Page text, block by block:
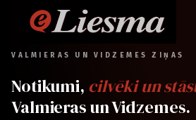
VALMIERAS UN VIDZEMES ZIŅAS
Notikumi, cilvēki un
Valmieras un Vidzemes.